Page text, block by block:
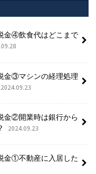
金④飲食代はどこまで
金③マシンの経理処理
2024.09.23
金②開業時は銀行から
2024.09.23
金①不動産に入居した